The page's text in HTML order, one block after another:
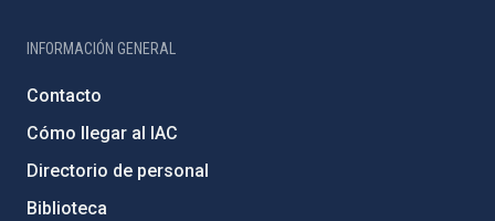
INFORMACIÓN GENERAL
Contacto
Cómo llegar al IAC
Directorio de personal
Biblioteca